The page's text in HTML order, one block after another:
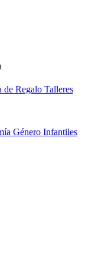
de Regalo Talleres
Género Infantiles